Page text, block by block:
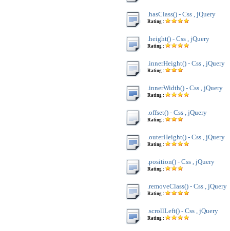
.hasClass() - Css , jQuery
Rating :
.height() - Css , jQuery
Rating :
.innerHeight() - Css , jQuery
Rating :
.innerWidth() - Css , jQuery
Rating :
.offset() - Css , jQuery
Rating :
.outerHeight() - Css , jQuery
Rating :
.position() - Css , jQuery
Rating :
.removeClass() - Css , jQuery
Rating :
.scrollLeft() - Css , jQuery
Rating :